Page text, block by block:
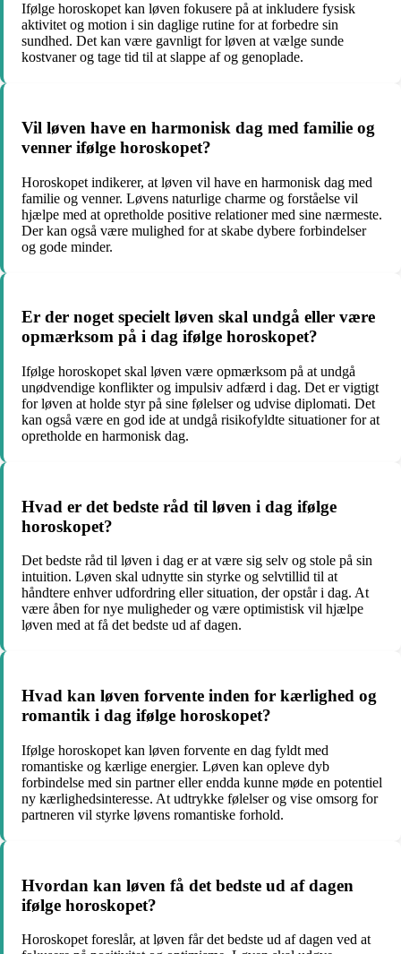
Ifølge horoskopet kan løven fokusere på at inkludere fysisk
aktivitet og motion i sin daglige rutine for at forbedre sin
sundhed. Det kan være gavnligt for løven at vælge sunde
kostvaner og tage tid til at slappe af og genoplade.
Vil løven have en harmonisk dag med familie og
venner ifølge horoskopet?
Horoskopet indikerer, at løven vil have en harmonisk dag med
familie og venner. Løvens naturlige charme og forståelse vil
hjælpe med at opretholde positive relationer med sine nærmeste.
Der kan også være mulighed for at skabe dybere forbindelser
og gode minder.
Er der noget specielt løven skal undgå eller være
opmærksom på i dag ifølge horoskopet?
Ifølge horoskopet skal løven være opmærksom på at undgå
unødvendige konflikter og impulsiv adfærd i dag. Det er vigtigt
for løven at holde styr på sine følelser og udvise diplomati. Det
kan også være en god ide at undgå risikofyldte situationer for at
opretholde en harmonisk dag.
Hvad er det bedste råd til løven i dag ifølge
horoskopet?
Det bedste råd til løven i dag er at være sig selv og stole på sin
intuition. Løven skal udnytte sin styrke og selvtillid til at
håndtere enhver udfordring eller situation, der opstår i dag. At
være åben for nye muligheder og være optimistisk vil hjælpe
løven med at få det bedste ud af dagen.
Hvad kan løven forvente inden for kærlighed og
romantik i dag ifølge horoskopet?
Ifølge horoskopet kan løven forvente en dag fyldt med
romantiske og kærlige energier. Løven kan opleve dyb
forbindelse med sin partner eller endda kunne møde en potentiel
ny kærlighedsinteresse. At udtrykke følelser og vise omsorg for
partneren vil styrke løvens romantiske forhold.
Hvordan kan løven få det bedste ud af dagen
ifølge horoskopet?
Horoskopet foreslår, at løven får det bedste ud af dagen ved at